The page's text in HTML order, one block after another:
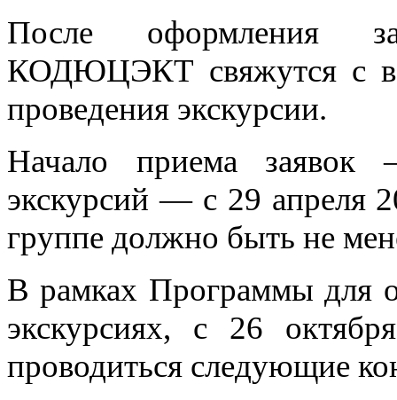
После оформления
КОДЮЦЭКТ свяжутся с
проведения экскурсии.
Начало приема
экскурсий — с 29 апреля
группе должно быть не
В рамках Программы для
экскурсиях, с 26
проводиться следующие